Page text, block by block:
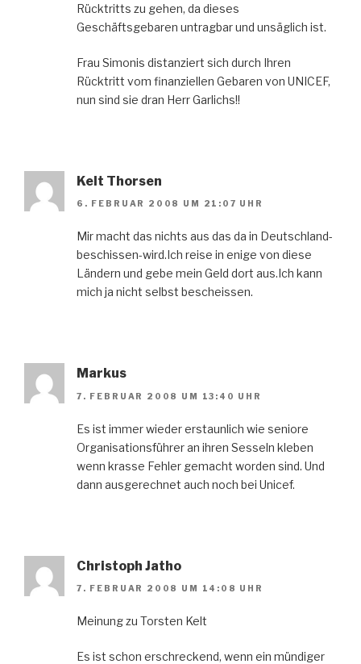
Rücktritts zu gehen, da dieses
Geschäftsgebaren untragbar und unsäglich ist.
Frau Simonis distanziert sich durch Ihren
Rücktritt vom finanziellen Gebaren von UNICEF,
nun sind sie dran Herr Garlichs!!
Kelt Thorsen
6. FEBRUAR 2008 UM 21:07 UHR
Mir macht das nichts aus das da in Deutschland-
beschissen-wird.Ich reise in enige von diese
Ländern und gebe mein Geld dort aus.Ich kann
mich ja nicht selbst bescheissen.
Markus
7. FEBRUAR 2008 UM 13:40 UHR
Es ist immer wieder erstaunlich wie seniore
Organisationsführer an ihren Sesseln kleben
wenn krasse Fehler gemacht worden sind. Und
dann ausgerechnet auch noch bei Unicef.
Christoph Jatho
7. FEBRUAR 2008 UM 14:08 UHR
Meinung zu Torsten Kelt
Es ist schon erschreckend, wenn ein mündiger